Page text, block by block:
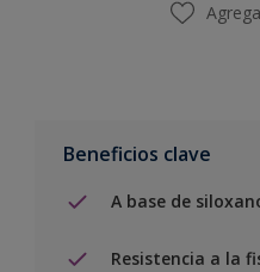
Beneficios clave
A base de
Resistencia a la